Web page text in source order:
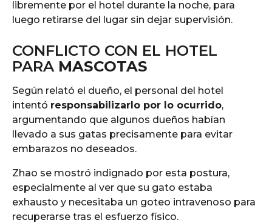
libremente por el hotel durante la noche, para
luego retirarse del lugar sin dejar supervisión.
CONFLICTO CON EL HOTEL
PARA MASCOTAS
Según relató el dueño, el personal del hotel
intentó responsabilizarlo por lo ocurrido,
argumentando que algunos dueños habían
llevado a sus gatas precisamente para evitar
embarazos no deseados.
Zhao se mostró indignado por esta postura,
especialmente al ver que su gato estaba
exhausto y necesitaba un goteo intravenoso para
recuperarse tras el esfuerzo físico.